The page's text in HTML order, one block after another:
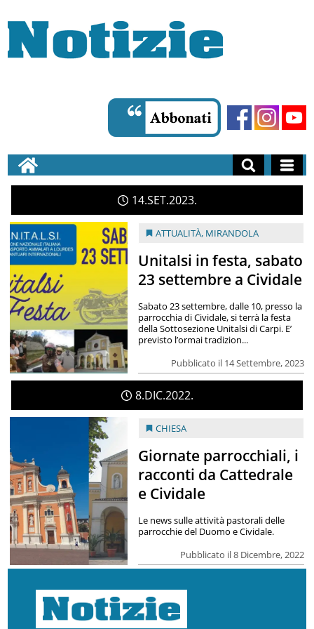
14 SET 2023
ATTUALITÀ, MIRANDOLA
Unitalsi in festa, sabato
23 settembre a Cividale
Pubblicato il 14 Settembre, 2023
Sabato 23 settembre, dalle 10, presso la
parrocchia di Cividale, si terrà la festa
della Sottosezione Unitalsi di Carpi. E’
previsto l’ormai tradizion...
8 DIC 2022
CHIESA
Giornate parrocchiali, i
racconti da Cattedrale
e Cividale
Pubblicato il 8 Dicembre, 2022
Le news sulle attività pastorali delle
parrocchie del Duomo e Cividale.